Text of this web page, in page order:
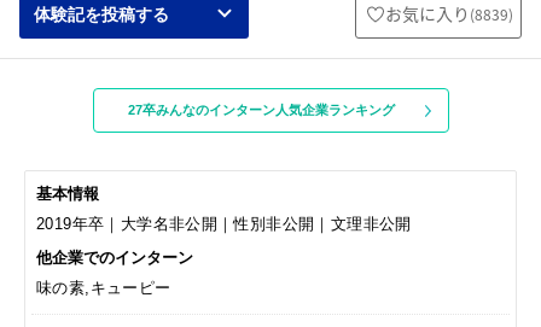
体験記を投稿する お気に入り (8839)
27卒みんなのインターン人気企業ランキング
基本情報
2019年卒｜大学名非公開｜性別非公開｜文理非公開
他企業でのインターン
味の素,キューピー